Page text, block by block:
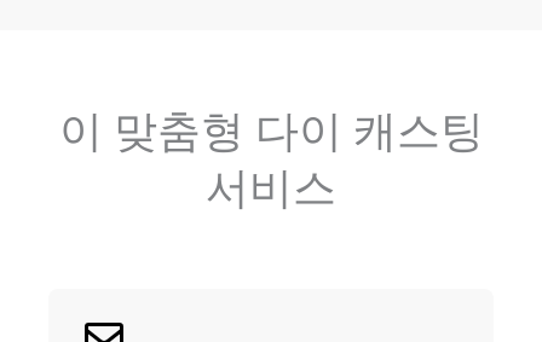
이 맞춤형 다이 캐스팅
서비스